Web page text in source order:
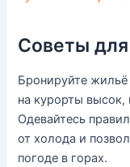
Советы для
Бронируйте
на курорты высок,
Одевайтесь
от холода и
погоде в горах.